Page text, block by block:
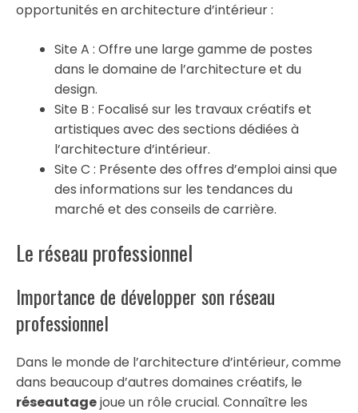
opportunités en architecture d’intérieur :
Site A : Offre une large gamme de postes
dans le domaine de l’architecture et du
design.
Site B : Focalisé sur les travaux créatifs et
artistiques avec des sections dédiées à
l’architecture d’intérieur.
Site C : Présente des offres d’emploi ainsi que
des informations sur les tendances du
marché et des conseils de carrière.
Le réseau professionnel
Importance de développer son réseau
professionnel
Dans le monde de l’architecture d’intérieur, comme
dans beaucoup d’autres domaines créatifs, le
réseautagejoue un rôle crucial. Connaître les